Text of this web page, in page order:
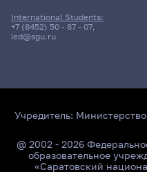
International Students:
+7 (8452) 50 - 87 - 07,
ied@sgu.ru
Учредитель:
@ 2002 - 2026
образовательное
«Саратовский